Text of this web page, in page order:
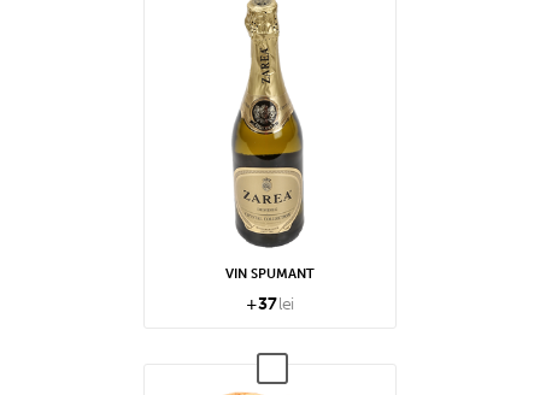
VIN SPUMANT
+37lei